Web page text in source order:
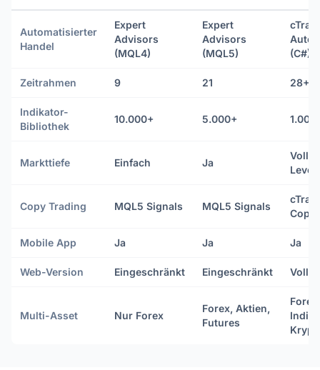
Automatisierter
Handel
Expert
Advisors
(MQL4)
Expert
Advisors
(MQL5)
(C#)
Zeitrahmen 9 21 28+
Indikator-
Bibliothek
10.000+ 5.000+
Markttiefe Einfach Ja
Level
Copy Trading MQL5 Signals MQL5 Signals
Copy
Mobile App Ja Ja Ja
Web-Version Eingeschränkt Eingeschränkt
Multi-Asset Nur Forex
Forex, Aktien,
Futures
Forex,